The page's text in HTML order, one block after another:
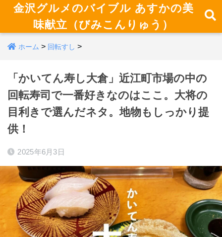
金沢グルメのバイブル あすかの美
味献立（びみこんりゅう）
ホーム > 回転すし >
「かいてん寿し大倉」近江町市場の中の
回転寿司で一番好きなのはここ。大将の
目利きで選んだネタ。地物もしっかり提
供！
2025年6月3日